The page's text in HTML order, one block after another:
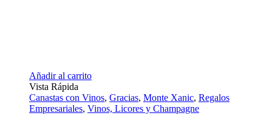
Añadir al carrito
Vista Rápida
Canastas con Vinos, Gracias, Monte Xanic, Regalos
Empresariales, Vinos, Licores y Champagne